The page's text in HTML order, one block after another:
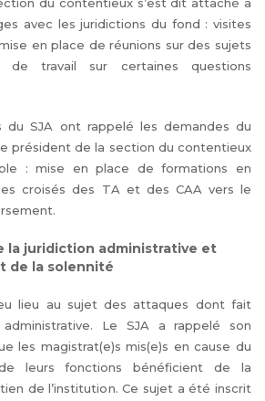
avec les juridictions du fond : visites
en place de réunions sur des sujets
travail sur certaines questions
du SJA ont rappelé les demandes du
président de la section du contentieux
: mise en place de formations en
croisés des TA et des CAA vers le
la juridiction administrative et
de la solennité
lieu au sujet des attaques dont fait
Le SJA a rappelé son
les magistrat(e)s mis(e)s en cause du
leurs fonctions bénéficient de la
de l’institution. Ce sujet a été inscrit